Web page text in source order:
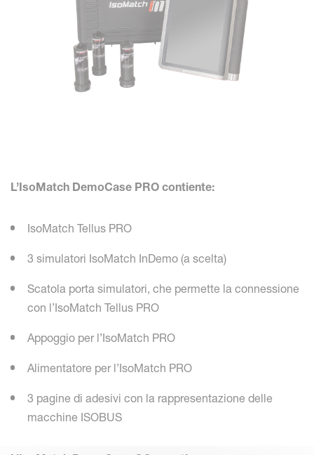
L’IsoMatch DemoCase PRO contiente:
IsoMatch Tellus PRO
3 simulatori IsoMatch InDemo (a scelta)
Scatola porta simulatori, che permette la connessione
con l’IsoMatch Tellus PRO
Appoggio per l’IsoMatch PRO
Alimentatore per l’IsoMatch PRO
3 pagine di adesivi con la rappresentazione delle
macchine ISOBUS